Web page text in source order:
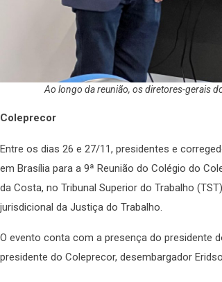
Ao longo da reunião, os diretores-gerais
Coleprecor
Entre os dias 26 e 27/11, presidentes e
em Brasília para a 9ª Reunião do Colégio do
da Costa, no Tribunal Superior do Trabalho
jurisdicional da Justiça do Trabalho.
O evento conta com a presença do presidente
presidente do Coleprecor, desembargador